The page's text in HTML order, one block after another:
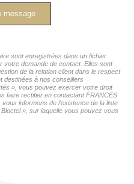
message
sont enregistrées dans un fichier
votre demande de contact. Elles sont
de la relation client dans le respect
destinées à nos conseillers
», vous pouvez exercer votre droit
faire rectifier en contactant FRANCES
informons de l'existence de la liste
», sur laquelle vous pouvez vous